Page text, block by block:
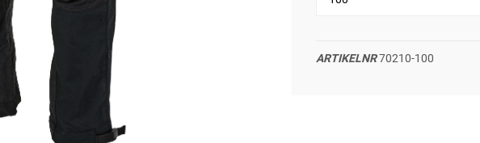
ARTIKELNR70210-100